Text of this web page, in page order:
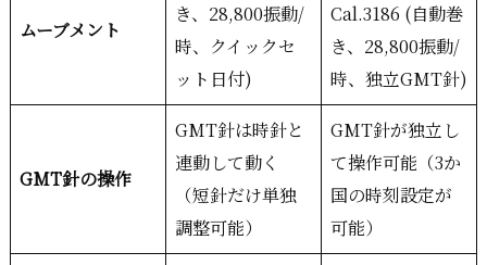
ムーブメント
き、28,800振動/
時、クイックセ
ット日付)
Cal.3186 (自動巻
き、28,800振動/
時、独立GMT針)
GMT針の操作
GMT針は時針と
連動して動く
（短針だけ単独
調整可能）
GMT針が独立し
て操作可能（3か
国の時刻設定が
可能）